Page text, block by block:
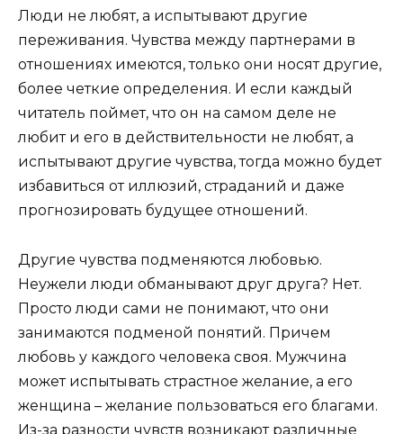
Люди не любят, а испытывают другие
переживания. Чувства между партнерами в
отношениях имеются, только они носят другие,
более четкие определения. И если каждый
читатель поймет, что он на самом деле не
любит и его в действительности не любят, а
испытывают другие чувства, тогда можно будет
избавиться от иллюзий, страданий и даже
прогнозировать будущее отношений.
Другие чувства подменяются любовью.
Неужели люди обманывают друг друга? Нет.
Просто люди сами не понимают, что они
занимаются подменой понятий. Причем
любовь у каждого человека своя. Мужчина
может испытывать страстное желание, а его
женщина – желание пользоваться его благами.
Из-за разности чувств возникают различные